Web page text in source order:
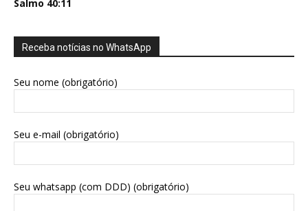
Salmo 40:11
Receba notícias no WhatsApp
Seu nome (obrigatório)
Seu e-mail (obrigatório)
Seu whatsapp (com DDD) (obrigatório)